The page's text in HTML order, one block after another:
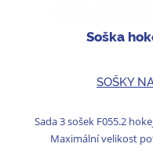
Soška
SOŠKY
Sada 3 sošek F055.2
Maximální velikost